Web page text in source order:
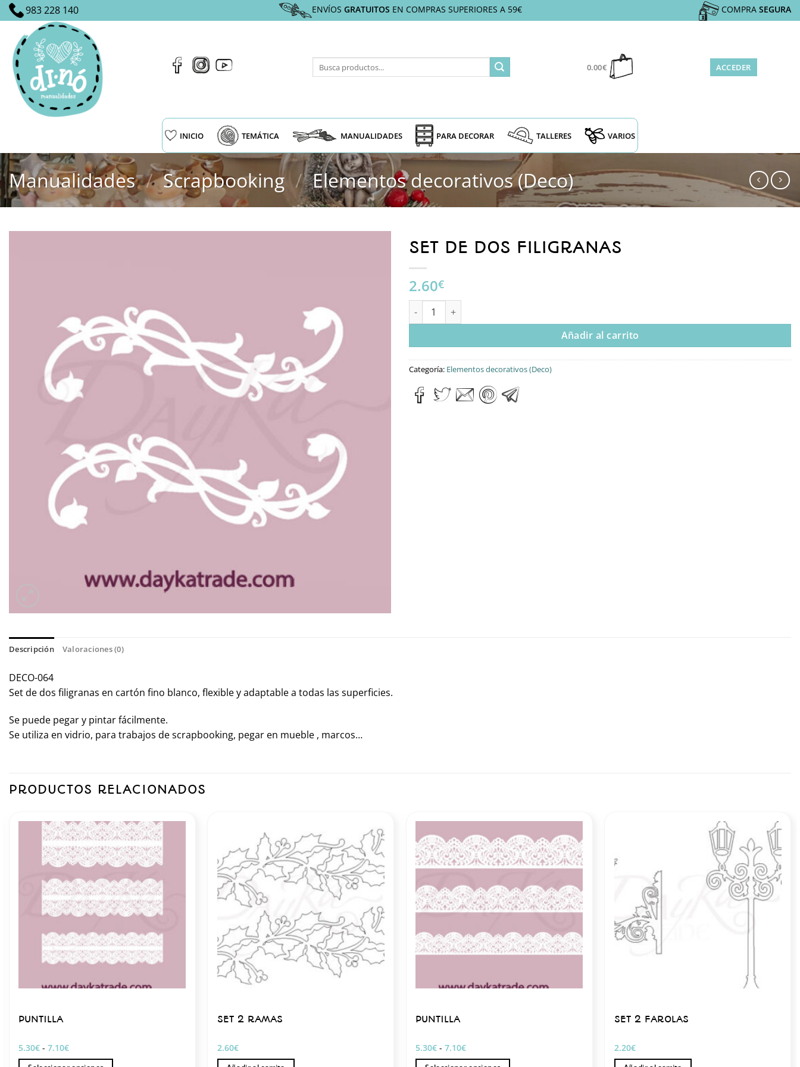
Saltar
al
contenido
983 228 140 ENVÍOS GRATUITOS EN COMPRAS SUPERIORES A 59€ COMPRA SEGURA
por:
0.00€ ACCEDER
INICIO TEMÁTICA MANUALIDADES PARA DECORAR TALLERES VARIOS
Manualidades / Scrapbooking / Elementos decorativos (Deco)
SET DE DOS FILIGRANAS
2.60€
SET DE DOS FILIGRANAS cantidad
Añadir al carrito
Categoría: Elementos decorativos (Deco)
Descripción Valoraciones (0)
DECO-064
Set de dos filigranas en cartón fino blanco, flexible y adaptable a todas las superficies.
Se puede pegar y pintar fácilmente.
Se utiliza en vidrio, para trabajos de scrapbooking, pegar en mueble , marcos…
PRODUCTOS RELACIONADOS
PUNTILLA
5.30€ - 7.10€Rango
precios:
SET 2 RAMAS
2.60€
PUNTILLA
5.30€ - 7.10€Rango
precios:
SET 2 FAROLAS
2.20€